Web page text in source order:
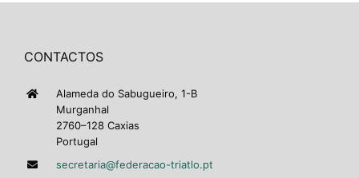
CONTACTOS
Alameda do Sabugueiro, 1-B
Murganhal
2760–128 Caxias
Portugal
secretaria@federacao-triatlo.pt